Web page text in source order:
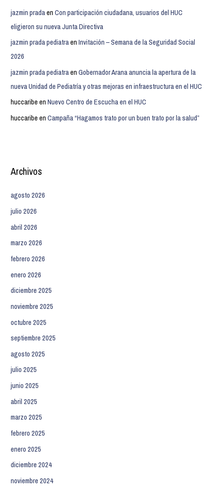
jazmin pradaenCon participación ciudadana, usuarios del HUC
eligieron su nueva Junta Directiva
jazmin prada pediatraenInvitación – Semana de la Seguridad Social
2026
jazmin prada pediatraenGobernador Arana anuncia la apertura de la
nueva Unidad de Pediatría y otras mejoras en infraestructura en el HUC
huccaribe enNuevo Centro de Escucha en el HUC
huccaribe enCampaña “Hagamos trato por un buen trato por la salud”
Archivos
agosto 2026
julio 2026
abril 2026
marzo 2026
febrero 2026
enero 2026
diciembre 2025
noviembre 2025
octubre 2025
septiembre 2025
agosto 2025
julio 2025
junio 2025
abril 2025
marzo 2025
febrero 2025
enero 2025
diciembre 2024
noviembre 2024